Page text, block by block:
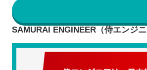
SAMURAI ENGINEER（侍エンジニ